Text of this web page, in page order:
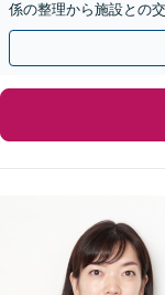
係の整理から施設との
ル相談可】